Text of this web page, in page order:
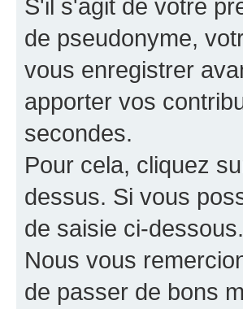
S'il s'agit de votre
de pseudonyme,
vous enregistrer
apporter vos
secondes.
Pour cela, cliquez
dessus. Si vous
de saisie ci-dessous.
Nous vous
de passer de bons